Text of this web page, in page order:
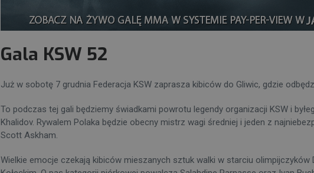
Gala KSW 52
Już w sobotę 7 grudnia Federacja KSW zaprasza kibiców do Gliwic, gdzie
To podczas tej gali będziemy świadkami powrotu legendy organizacji KSW i
Khalidov. Rywalem Polaka będzie obecny mistrz wagi średniej i jeden z
Scott Askham.
Wielkie emocje czekają kibiców mieszanych sztuk walki w starciu